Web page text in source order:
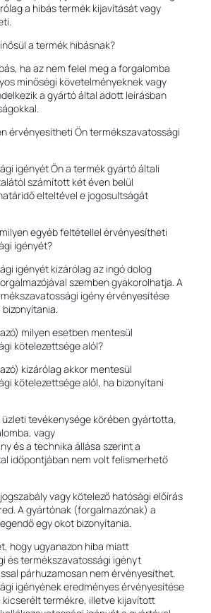
a hibás termék kijavítását vagy
a termék hibásnak?
ha az nem felel meg a forgalomba
minőségi követelményeknek vagy
a gyártó által adott leírásban
érvényesítheti Ön termékszavatossági
igényét Ön a termék gyártó általi
számított két éven belül
elteltével e jogosultságát
egyéb feltétellel érvényesítheti
igényét?
igényét kizárólag az ingó dolog
szemben gyakorolhatja. A
igény érvényesítése
milyen esetben mentesül
kötelezettsége alól?
kizárólag akkor mentesül
kötelezettsége alól, ha bizonyítani
tevékenysége körében gyártotta,
vagy
és a technika állása szerint a
időpontjában nem volt felismerhető
vagy kötelező hatósági előírás
A gyártónak (forgalmazónak) a
egy okot bizonyítania.
hogy ugyanazon hiba miatt
és termékszavatossági igényt
párhuzamosan nem érvényesíthet.
igényének eredményes érvényesítése
kicserélt termékre, illetve kijavított